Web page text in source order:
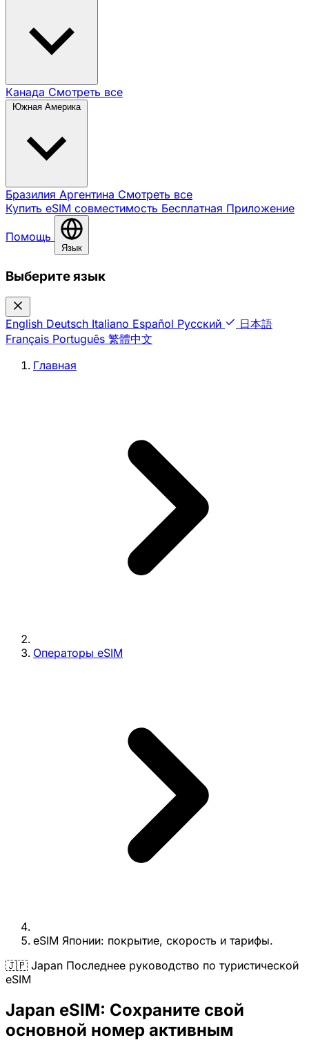
Канада Смотреть все
Южная Америка
Бразилия Аргентина Смотреть все
Купить eSIM совместимость Бесплатная Приложение
Помощь
Язык
Выберите язык
English Deutsch Italiano Español Русский
日本語
Français Português 繁體中文
Главная
Операторы eSIM
eSIM Японии: покрытие, скорость и тарифы.
🇯🇵 Japan Последнее руководство по туристической
eSIM
Japan eSIM: Сохраните свой
основной номер активным